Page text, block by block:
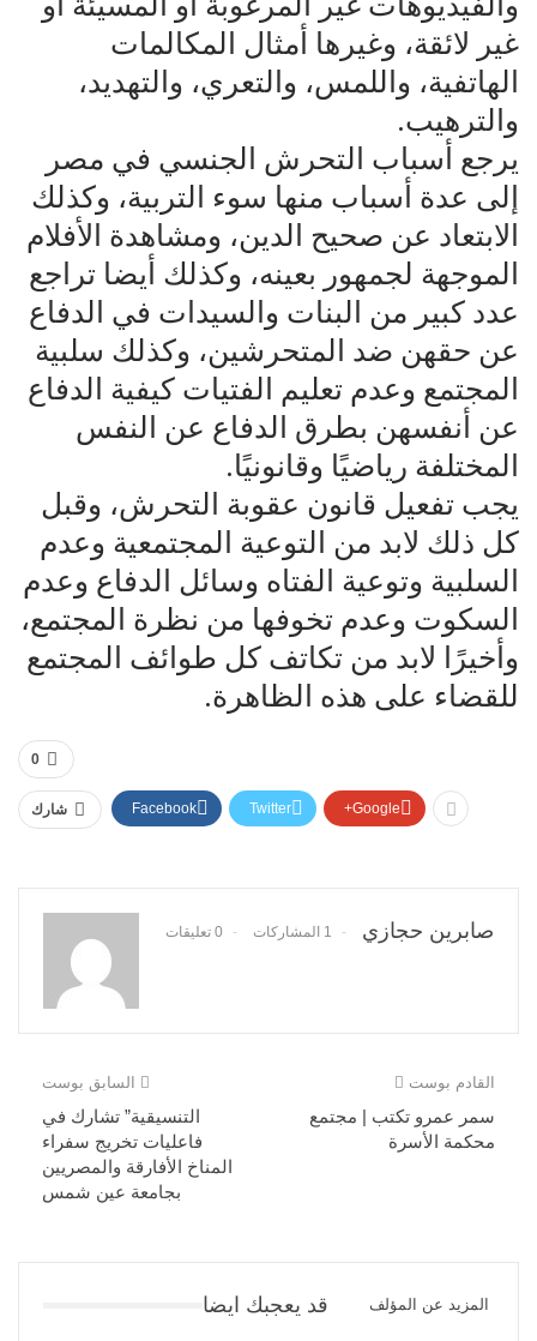
غير لائقة، وغيرها أمثال المكالمات
الهاتفية، واللمس، والتعري، والتهديد،
والترهيب.
يرجع أسباب التحرش الجنسي في مصر
إلى عدة أسباب منها سوء التربية، وكذلك
الابتعاد عن صحيح الدين، ومشاهدة الأفلام
الموجهة لجمهور بعينه، وكذلك أيضا تراجع
عدد كبير من البنات والسيدات في الدفاع
عن حقهن ضد المتحرشين، وكذلك سلبية
المجتمع وعدم تعليم الفتيات كيفية الدفاع
عن أنفسهن بطرق الدفاع عن النفس
المختلفة رياضيًا وقانونيًا.
يجب تفعيل قانون عقوبة التحرش، وقبل
كل ذلك لابد من التوعية المجتمعية وعدم
السلبية وتوعية الفتاه وسائل الدفاع وعدم
السكوت وعدم تخوفها من نظرة المجتمع،
وأخيرًا لابد من تكاتف كل طوائف المجتمع
للقضاء على هذه الظاهرة.
0
شارك Facebook Twitter Google+
صابرين حجازي 1 المشاركات 0 تعليقات
السابق بوست
التنسيقية” تشارك في
فاعليات تخريج سفراء
المناخ الأفارقة والمصريين
بجامعة عين شمس
القادم بوست
سمر عمرو تكتب | مجتمع
محكمة الأسرة
قد يعجبك ايضا المزيد عن المؤلف